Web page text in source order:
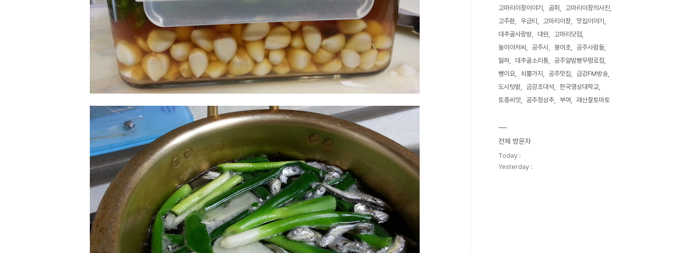
고마리이장이야기
곰취
고마리이장의사진
고주환
우금티 고마리이장
맛집이야기
대추골사랑방
대원
고마리닷컴
놀이아저씨
공주시 붕어초
공주사람들
월하
대추골소리통
공주알밤빵무령로점
뻥이요
쇠뿔가지 공주맛집
금강FM방송
도시텃밭
금강초대석
한국영상대학교
토종씨앗
공주청상추 부여 괘산찰토마토
전체 방문자
Today :
Yesterday :